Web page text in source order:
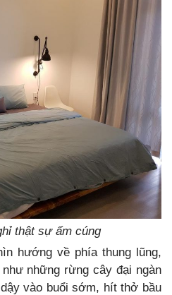
thật sự ấm cúng
hướng về phía thung lũng,
những rừng cây đại ngàn
vào buổi sớm, hít thở bầu